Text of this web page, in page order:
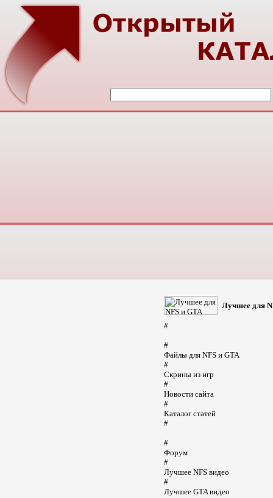
Лучшее для
#
#
Файлы для NFS и GTA
#
Скрины из игр
#
Новости сайта
#
Каталог статей
#
#
Форум
#
Лучшее NFS видео
#
Лучшее GTA видео